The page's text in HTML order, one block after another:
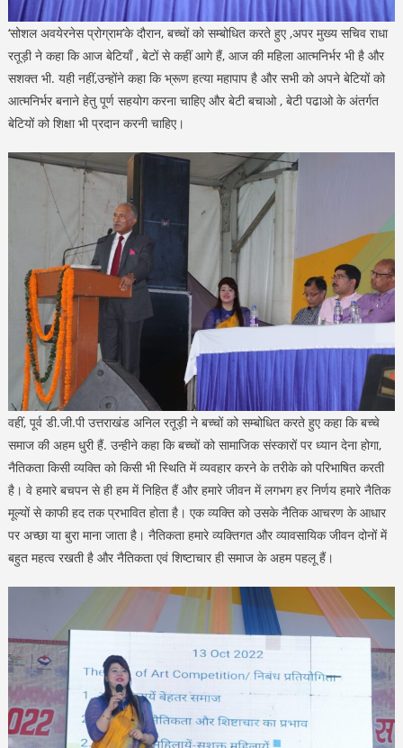
‘सोशल अवयेरनेस प्रोग्राम’के दौरान, बच्चों को सम्बोधित करते हुए ,अपर मुख्य सचिव राधा
रतूड़ी ने कहा कि आज बेटियाँ , बेटों से कहीं आगे हैं, आज की महिला आत्मनिर्भर भी है और
सशक्त भी. यही नहीं,उन्होंने कहा कि भ्रूण हत्या महापाप है और सभी को अपने बेटियों को
आत्मनिर्भर बनाने हेतु पूर्ण सहयोग करना चाहिए और बेटी बचाओ , बेटी पढाओ के अंतर्गत
बेटियों को शिक्षा भी प्रदान करनी चाहिए।
वहीं, पूर्व डी.जी.पी उत्तराखंड अनिल रतूड़ी ने बच्चों को सम्बोधित करते हुए कहा कि बच्चे
समाज की अहम धुरी हैं. उन्हीने कहा कि बच्चों को सामाजिक संस्कारों पर ध्यान देना होगा,
नैतिकता किसी व्यक्ति को किसी भी स्थिति में व्यवहार करने के तरीके को परिभाषित करती
है। वे हमारे बचपन से ही हम में निहित हैं और हमारे जीवन में लगभग हर निर्णय हमारे नैतिक
मूल्यों से काफी हद तक प्रभावित होता है। एक व्यक्ति को उसके नैतिक आचरण के आधार
पर अच्छा या बुरा माना जाता है। नैतिकता हमारे व्यक्तिगत और व्यावसायिक जीवन दोनों में
बहुत महत्व रखती है और नैतिकता एवं शिष्टाचार ही समाज के अहम पहलू हैं।